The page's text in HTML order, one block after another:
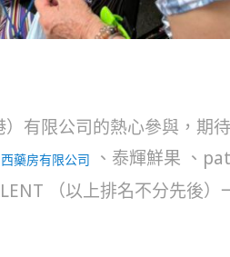
有限公司的熱心參與，期
藥房有限公司 、泰輝鮮果 、
（以上排名不分先後